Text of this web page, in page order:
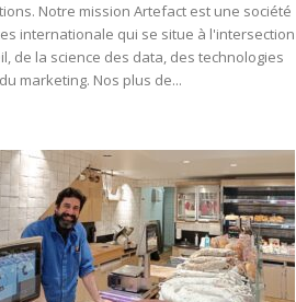
Notre mission Artefact est une société
internationale qui se situe à l'intersection
de la science des data, des technologies
marketing. Nos plus de...